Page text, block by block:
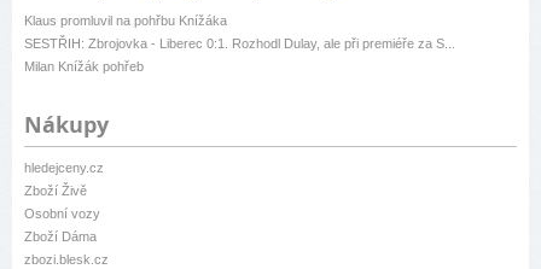
Klaus promluvil na pohřbu Knížáka
SESTŘIH: Zbrojovka - Liberec 0:1. Rozhodl Dulay, ale při premiéře za S...
Milan Knížák pohřeb
Nákupy
hledejceny.cz
Zboží Živě
Osobní vozy
Zboží Dáma
zbozi.blesk.cz